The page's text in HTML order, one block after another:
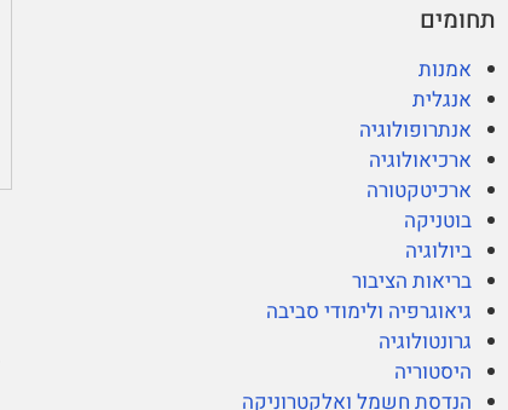
תחומים
אמנות
אנגלית
אנתרופולוגיה
ארכיאולוגיה
ארכיטקטורה
בוטניקה
ביולוגיה
בריאות הציבור
גיאוגרפיה ולימודי סביבה
גרונטולוגיה
היסטוריה
הנדסת חשמל ואלקטרוניקה